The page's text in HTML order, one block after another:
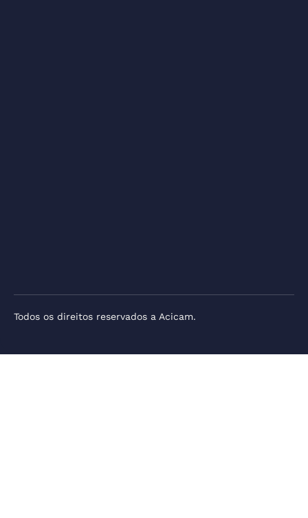
Todos os direitos reservados a Acicam.